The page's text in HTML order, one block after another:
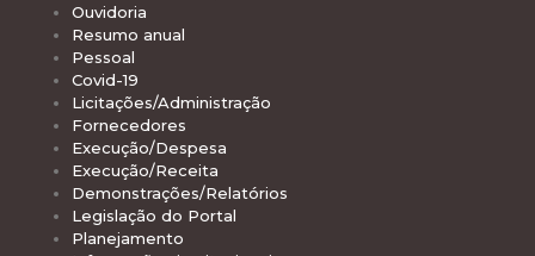
Ouvidoria
Resumo anual
Pessoal
Covid-19
Licitações/Administração
Fornecedores
Execução/Despesa
Execução/Receita
Demonstrações/Relatórios
Legislação do Portal
Planejamento